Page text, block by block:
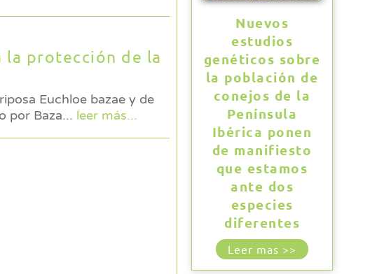
la protección de la
Euchloe bazae y de
por Baza... leer más...
Nuevos
estudios
genéticos sobre
la población de
conejos de la
Península
Ibérica ponen
de manifiesto
que estamos
ante dos
especies
diferentes
Leer mas >>